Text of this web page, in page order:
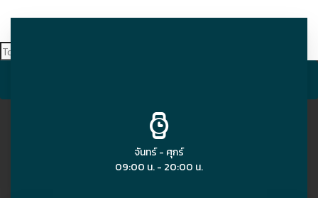
จันทร์ - ศุกร์
09:00 น. - 20:00 น.